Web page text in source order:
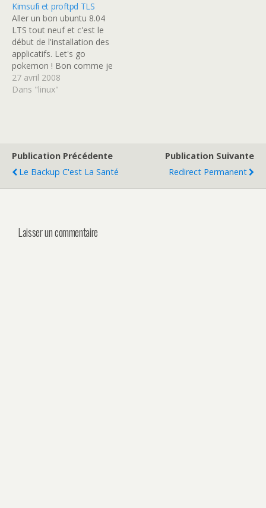
seront gérer par OVH et
les mail par google avec…
Kimsufi et proftpd TLS
Aller un bon ubuntu 8.04
LTS tout neuf et c'est le
début de l'installation des
applicatifs. Let's go
pokemon ! Bon comme je
suis pas demi-geek on va
mettre du bon TLS avec le
27 avril 2008
Dans "linux"
Publication Précédente
Le Backup C'est La Santé
Publication Suivante
Redirect Permanent
Laisser un commentaire